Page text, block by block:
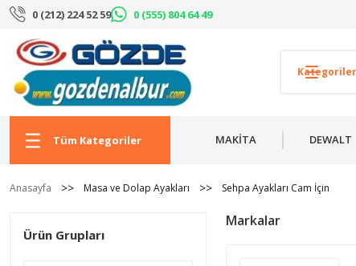
0 (212) 224 52 59 0 (555) 804 64 49
Tüm Kategoriler MAKİTA DEWALT
Anasayfa Masa ve Dolap Ayakları Sehpa Ayakları Cam İçin
Ürün Grupları
Markalar